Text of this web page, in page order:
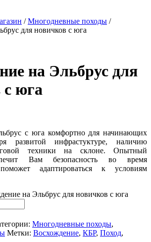
/ Многодневные походы /
для новичков с юга
на Эльбрус для
с юга
с юга комфортно для начинающих
развитой инфрастуктуре, наличию
техники на склоне. Опытный
Вам безопасность во время
адаптироваться к условиям
на Эльбрус для новичков с юга
Многодневные походы,
Метки: Восхождение, КБР, Поход,